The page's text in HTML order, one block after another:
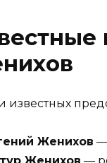
известных
Женихов —